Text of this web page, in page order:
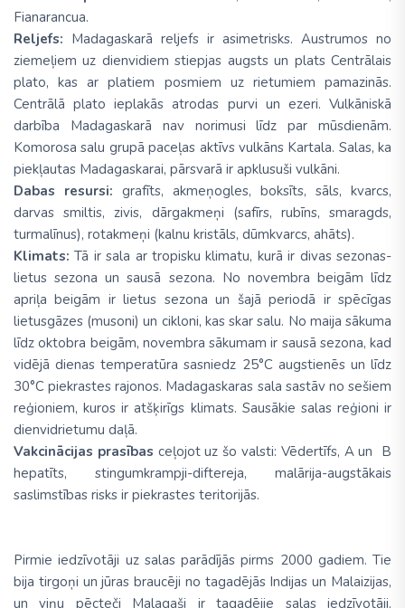
Fianarancua.
Reljefs: Madagaskarā reljefs ir asimetrisks. Austrumos no
ziemeļiem uz dienvidiem stiepjas augsts un plats Centrālais
plato, kas ar platiem posmiem uz rietumiem pamazinās.
Centrālā plato ieplakās atrodas purvi un ezeri. Vulkāniskā
darbība Madagaskarā nav norimusi līdz par mūsdienām.
Komorosa salu grupā paceļas aktīvs vulkāns Kartala. Salas, ka
piekļautas Madagaskarai, pārsvarā ir apklusuši vulkāni.
Dabas resursi: grafīts, akmeņogles, boksīts, sāls, kvarcs,
darvas smiltis, zivis, dārgakmeņi (safīrs, rubīns, smaragds,
turmalīnus), rotakmeņi (kalnu kristāls, dūmkvarcs, ahāts).
Klimats:Tā ir sala ar tropisku klimatu, kurā ir divas sezonas-
lietus sezona un sausā sezona. No novembra beigām līdz
apriļa beigām ir lietus sezona un šajā periodā ir spēcīgas
lietusgāzes (musoni) un cikloni, kas skar salu. No maija sākuma
līdz oktobra beigām, novembra sākumam ir sausā sezona, kad
vidējā dienas temperatūra sasniedz 25°C augstienēs un līdz
30°C piekrastes rajonos. Madagaskaras sala sastāv no sešiem
reģioniem, kuros ir atšķirīgs klimats. Sausākie salas reģioni ir
dienvidrietumu daļā.
Vakcinācijas prasības ceļojot uz šo valsti: Vēdertīfs, A un B
hepatīts, stingumkrampji-diftereja, malārija-augstākais
saslimstības risks ir piekrastes teritorijās.
Pirmie iedzīvotāji uz salas parādījās pirms 2000 gadiem. Tie
bija tirgoņi un jūras braucēji no tagadējās Indijas un Malaizijas,
un viņu pēcteči Malagaši ir tagadējie salas iedzīvotāji.